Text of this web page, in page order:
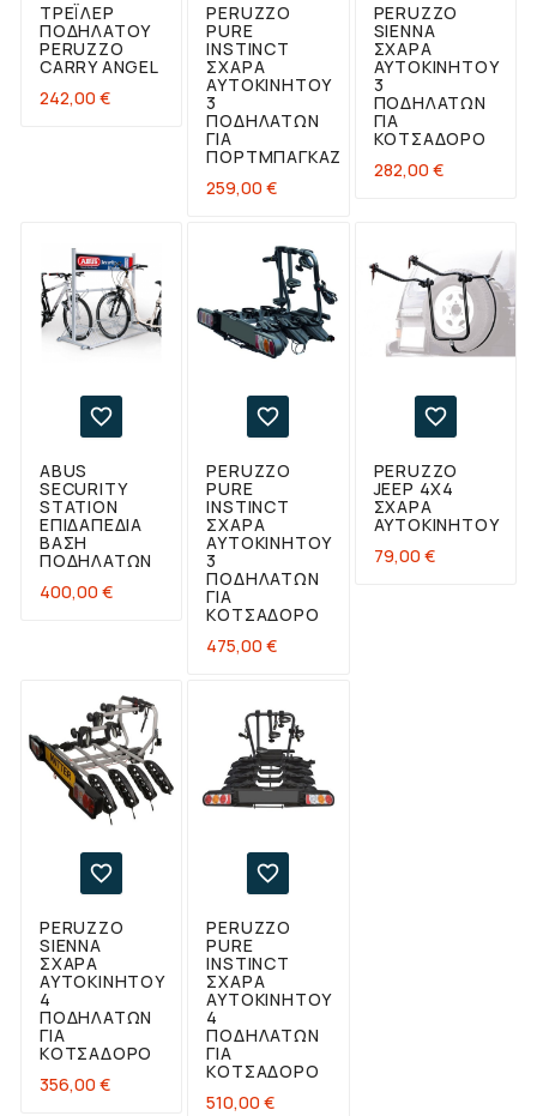
ΤΡΈΙΛΕΡ
ΠΟΔΗΛΆΤΟΥ
PERUZZO
CARRY ANGEL
242,00 €
PERUZZO
PURE
INSTINCT
ΣΧΆΡΑ
ΑΥΤΟΚΙΝΉΤΟΥ
3
ΠΟΔΗΛΆΤΩΝ
ΓΙΑ
ΠΟΡΤΜΠΑΓΚΑΖ
259,00 €
PERUZZO
SIENNA
ΣΧΆΡΑ
ΑΥΤΟΚΙΝΉΤΟΥ
3
ΠΟΔΗΛΆΤΩΝ
ΓΙΑ
ΚΟΤΣΑΔΌΡΟ
282,00 €

ABUS
SECURITY
STATION
ΕΠΙΔΑΠΈΔΙΑ
ΒΆΣΗ
ΠΟΔΗΛΆΤΩΝ
400,00 €

PERUZZO
PURE
INSTINCT
ΣΧΆΡΑ
ΑΥΤΟΚΙΝΉΤΟΥ
3
ΠΟΔΗΛΆΤΩΝ
ΓΙΑ
ΚΟΤΣΑΔΌΡΟ
475,00 €

PERUZZO
JEEP 4X4
ΣΧΆΡΑ
ΑΥΤΟΚΙΝΉΤΟΥ
79,00 €

PERUZZO
SIENNA
ΣΧΆΡΑ
ΑΥΤΟΚΙΝΉΤΟΥ
4
ΠΟΔΗΛΆΤΩΝ
ΓΙΑ
ΚΟΤΣΑΔΌΡΟ
356,00 €

PERUZZO
PURE
INSTINCT
ΣΧΆΡΑ
ΑΥΤΟΚΙΝΉΤΟΥ
4
ΠΟΔΗΛΆΤΩΝ
ΓΙΑ
ΚΟΤΣΑΔΌΡΟ
510,00 €